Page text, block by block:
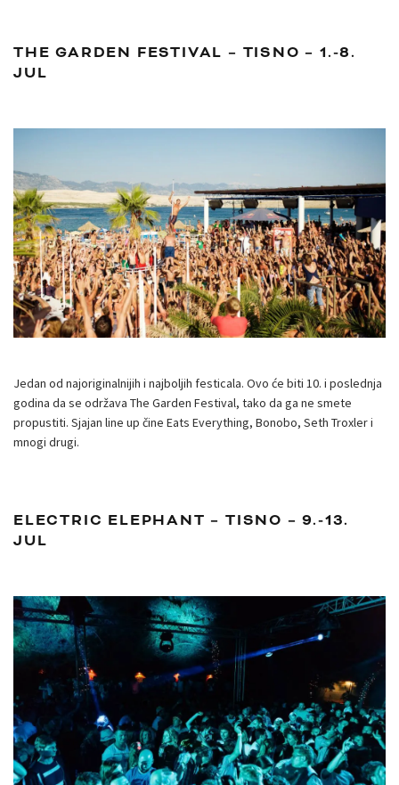
THE GARDEN FESTIVAL – TISNO – 1.-8.
JUL
Jedan od najoriginalnijih i najboljih festicala. Ovo će biti 10. i poslednja
godina da se održava The Garden Festival, tako da ga ne smete
propustiti. Sjajan line up čine Eats Everything, Bonobo, Seth Troxler i
mnogi drugi.
ELECTRIC ELEPHANT – TISNO – 9.-13.
JUL